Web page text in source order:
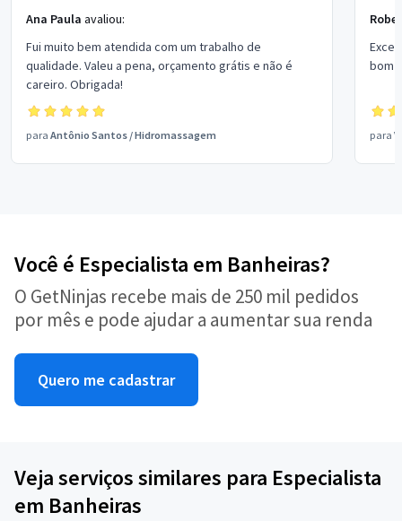
Ana Paula avaliou:
Fui muito bem atendida com um trabalho de
qualidade. Valeu a pena, orçamento grátis e não é
careiro. Obrigada!
para Antônio Santos /Hidromassagem
bom
para
Você é Especialista em Banheiras?
O GetNinjas recebe mais de 250 mil pedidos
por mês e pode ajudar a aumentar sua renda
Quero me cadastrar
Veja serviços similares para Especialista
em Banheiras